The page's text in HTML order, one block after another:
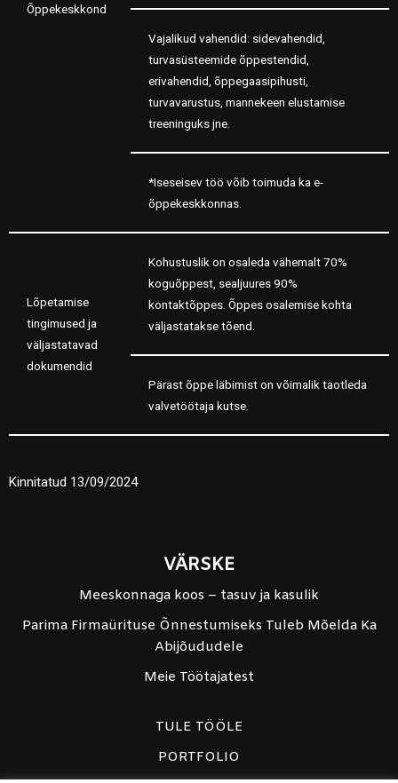
Õppekeskkond
Vajalikud vahendid: sidevahendid,
turvasüsteemide õppestendid,
erivahendid, õppegaasipihusti,
turvavarustus, mannekeen elustamise
treeninguks jne.
*Iseseisev töö võib toimuda ka e-
õppekeskkonnas.
Lõpetamise
tingimused ja
väljastatavad
dokumendid
Kohustuslik on osaleda vähemalt 70%
koguõppest, sealjuures 90%
kontaktõppes. Õppes osalemise kohta
väljastatakse tõend.
Pärast õppe läbimist on võimalik taotleda
valvetöötaja kutse.
Kinnitatud 13/09/2024
VÄRSKE
Meeskonnaga koos – tasuv ja kasulik
Parima Firmaürituse Õnnestumiseks Tuleb Mõelda Ka
Abijõududele
Meie Töötajatest
TULE TÖÖLE
PORTFOLIO